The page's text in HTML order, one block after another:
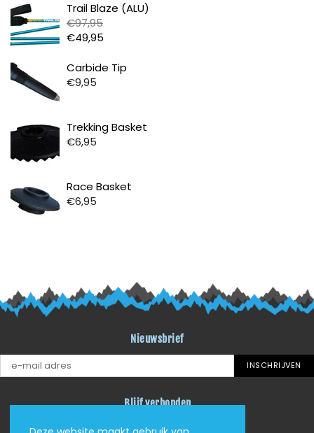
Trail Blaze (ALU)
€97,95
€49,95
Carbide Tip
€9,95
Trekking Basket
€6,95
Race Basket
€6,95
Nieuwsbrief
INSCHRIJVEN
Blijf verbonden
FacebookInstagram
YouTube